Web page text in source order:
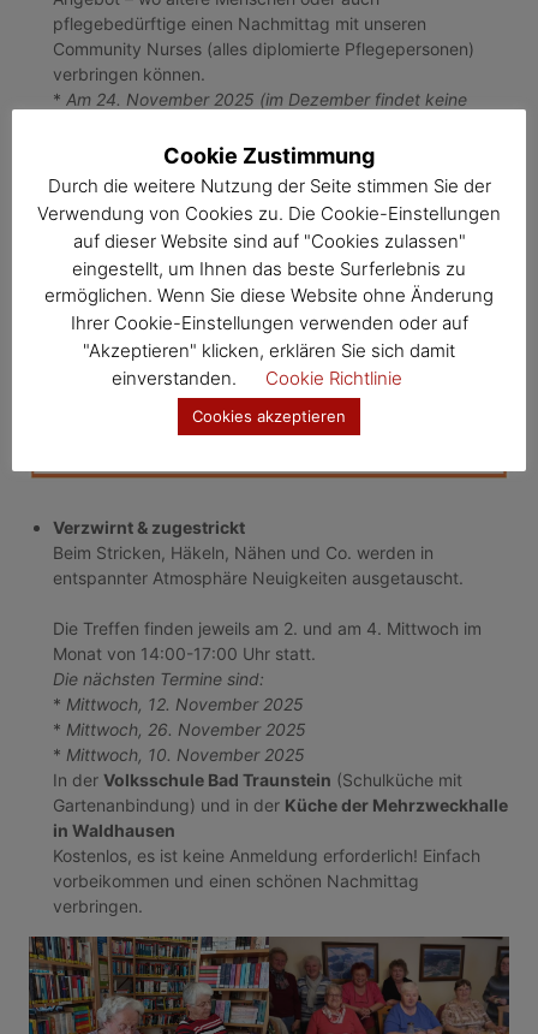
pflegebedürftige einen Nachmittag mit unseren
Community Nurses (alles diplomierte Pflegepersonen)
verbringen können.
*Am 24. November 2025 (im Dezember findet keine
Verzwirnt & zugestrickt
Beim Stricken, Häkeln, Nähen und Co. werden in
entspannter Atmosphäre Neuigkeiten ausgetauscht.
Die Treffen finden jeweils am 2. und am 4. Mittwoch im
Monat von 14:00-17:00 Uhr statt.
Die nächsten Termine sind:
* Mittwoch, 12. November 2025
* Mittwoch, 26. November 2025
* Mittwoch, 10. November 2025
In derVolksschule Bad Traunstein (Schulküche mit
Gartenanbindung) und in der Küche der Mehrzweckhalle
in Waldhausen
Kostenlos, es ist keine Anmeldung erforderlich! Einfach
vorbeikommen und einen schönen Nachmittag
verbringen.
Cookie Zustimmung
Durch die weitere Nutzung der Seite stimmen Sie der
Verwendung von Cookies zu. Die Cookie-Einstellungen
auf dieser Website sind auf "Cookies zulassen"
eingestellt, um Ihnen das beste Surferlebnis zu
ermöglichen. Wenn Sie diese Website ohne Änderung
Ihrer Cookie-Einstellungen verwenden oder auf
"Akzeptieren" klicken, erklären Sie sich damit
einverstanden.
Cookie Richtlinie
Cookies akzeptieren